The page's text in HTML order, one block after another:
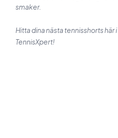
smaker.
Hitta dina nästa tennisshorts här i
TennisXpert!